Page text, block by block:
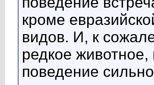
кроме
видов. И, к
редкое
поведение